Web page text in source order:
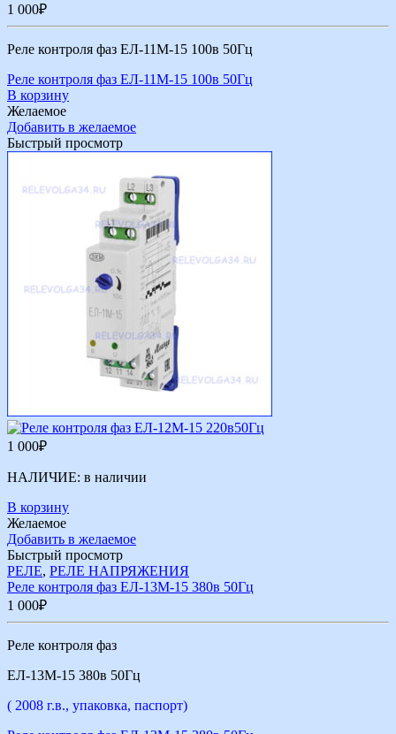
1 000₽
Реле контроля фаз ЕЛ-11М-15 100в 50Гц
Реле контроля фаз ЕЛ-11М-15 100в 50Гц
В корзину
Желаемое
Добавить в желаемое
Быстрый просмотр
1 000₽
НАЛИЧИЕ: в наличии
В корзину
Желаемое
Добавить в желаемое
Быстрый просмотр
РЕЛЕ, РЕЛЕ НАПРЯЖЕНИЯ
Реле контроля фаз ЕЛ-13М-15 380в 50Гц
1 000₽
Реле контроля фаз
ЕЛ-13М-15 380в 50Гц
( 2008 г.в., упаковка, паспорт)